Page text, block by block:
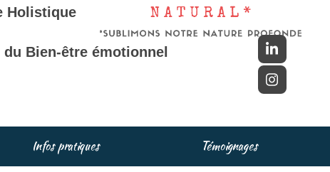
Holistique
Bien-être émotionnel
Infos pratiques Témoignages